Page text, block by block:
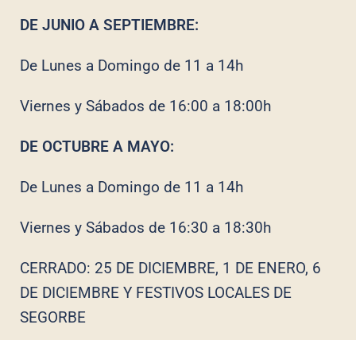
DE JUNIO A SEPTIEMBRE:
De Lunes a Domingo de 11 a 14h
Viernes y Sábados de 16:00 a 18:00h
DE OCTUBRE A MAYO:
De Lunes a Domingo de 11 a 14h
Viernes y Sábados de 16:30 a 18:30h
CERRADO: 25 DE DICIEMBRE, 1 DE ENERO, 6
DE DICIEMBRE Y FESTIVOS LOCALES DE
SEGORBE